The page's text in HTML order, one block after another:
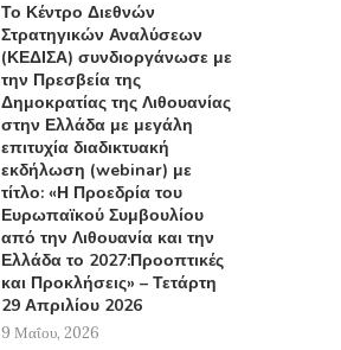
Το Κέντρο Διεθνών
Στρατηγικών Αναλύσεων
(ΚΕΔΙΣΑ) συνδιοργάνωσε με
την Πρεσβεία της
Δημοκρατίας της Λιθουανίας
στην Ελλάδα με μεγάλη
επιτυχία διαδικτυακή
εκδήλωση (webinar) με
τίτλο: «Η Προεδρία του
Ευρωπαϊκού Συμβουλίου
από την Λιθουανία και την
Ελλάδα το 2027:Προοπτικές
και Προκλήσεις» – Τετάρτη
29 Απριλίου 2026
9 Μαΐου, 2026